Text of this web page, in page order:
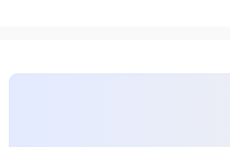
to create a custom template filte..